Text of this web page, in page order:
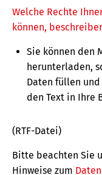
Welche Rechte
können,
Sie können den
herunterladen,
Daten füllen
den Text in Ihre
(RTF-Datei)
Bitte beachten Sie
Hinweise zum